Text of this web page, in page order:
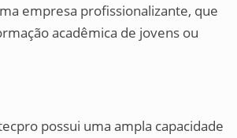
empresa profissionalizante, que
acadêmica de jovens ou
possui uma ampla capacidade